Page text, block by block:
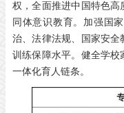
权，全面推进中国特色
同体意识教育。加强国
治、法律法规、国家安
训练保障水平。健全学校
一体化育人链条。